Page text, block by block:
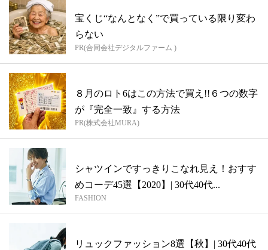
宝くじ“なんとなく”で買っている限り変わ
らない
PR(合同会社デジタルファーム )
８月のロト6はこの方法で買え!!６つの数字
が『完全一致』する方法
PR(株式会社MURA)
シャツインですっきりこなれ見え！おすす
めコーデ45選【2020】| 30代40代...
FASHION
リュックファッション8選【秋】| 30代40代